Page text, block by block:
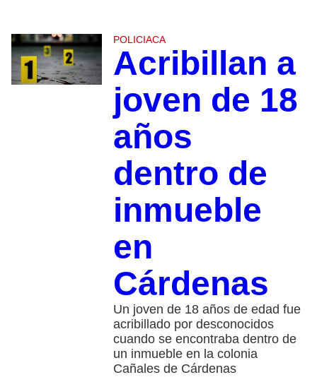
POLICIACA
Acribillan a
joven de 18
años
dentro de
inmueble
en
Cárdenas
Un joven de 18 años de edad fue
acribillado por desconocidos
cuando se encontraba dentro de
un inmueble en la colonia
Cañales de Cárdenas